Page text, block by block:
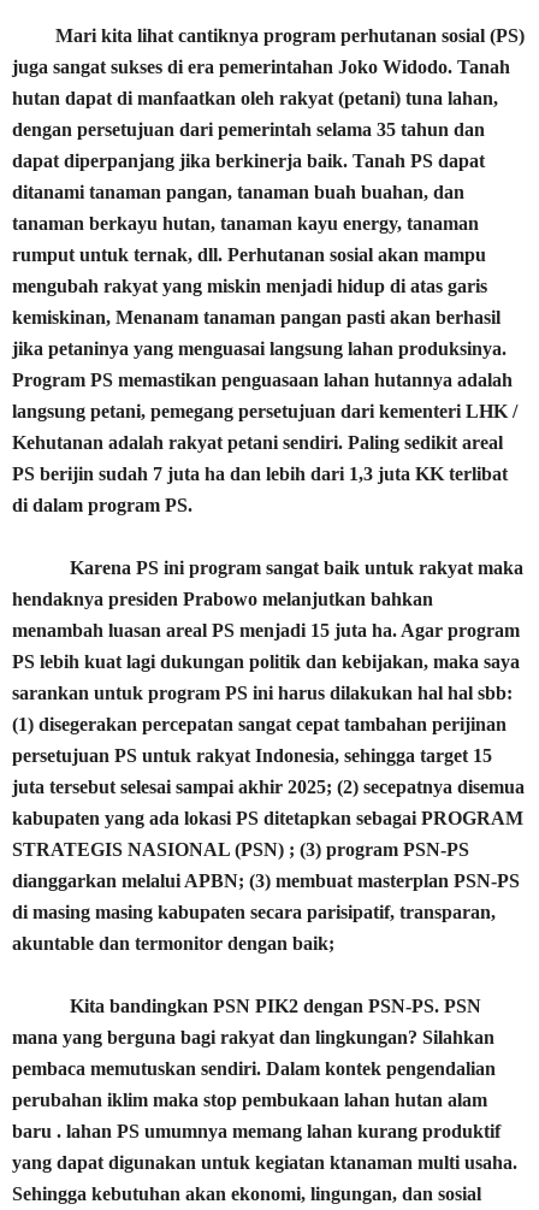
Mari kita lihat cantiknya program perhutanan sosial (PS)
juga sangat sukses di era pemerintahan Joko Widodo. Tanah
hutan dapat di manfaatkan oleh rakyat (petani) tuna lahan,
dengan persetujuan dari pemerintah selama 35 tahun dan
dapat diperpanjang jika berkinerja baik. Tanah PS dapat
ditanami tanaman pangan, tanaman buah buahan, dan
tanaman berkayu hutan, tanaman kayu energy, tanaman
rumput untuk ternak, dll. Perhutanan sosial akan mampu
mengubah rakyat yang miskin menjadi hidup di atas garis
kemiskinan, Menanam tanaman pangan pasti akan berhasil
jika petaninya yang menguasai langsung lahan produksinya.
Program PS memastikan penguasaan lahan hutannya adalah
langsung petani, pemegang persetujuan dari kementeri LHK /
Kehutanan adalah rakyat petani sendiri. Paling sedikit areal
PS berijin sudah 7 juta ha dan lebih dari 1,3 juta KK terlibat
di dalam program PS.
Karena PS ini program sangat baik untuk rakyat maka
hendaknya presiden Prabowo melanjutkan bahkan
menambah luasan areal PS menjadi 15 juta ha. Agar program
PS lebih kuat lagi dukungan politik dan kebijakan, maka saya
sarankan untuk program PS ini harus dilakukan hal hal sbb:
(1) disegerakan percepatan sangat cepat tambahan perijinan
persetujuan PS untuk rakyat Indonesia, sehingga target 15
juta tersebut selesai sampai akhir 2025; (2) secepatnya disemua
kabupaten yang ada lokasi PS ditetapkan sebagai PROGRAM
STRATEGIS NASIONAL (PSN) ; (3) program PSN-PS
dianggarkan melalui APBN; (3) membuat masterplan PSN-PS
di masing masing kabupaten secara parisipatif, transparan,
akuntable dan termonitor dengan baik;
Kita bandingkan PSN PIK2 dengan PSN-PS. PSN
mana yang berguna bagi rakyat dan lingkungan? Silahkan
pembaca memutuskan sendiri. Dalam kontek pengendalian
perubahan iklim maka stop pembukaan lahan hutan alam
baru . lahan PS umumnya memang lahan kurang produktif
yang dapat digunakan untuk kegiatan ktanaman multi usaha.
Sehingga kebutuhan akan ekonomi, lingungan, dan sosial